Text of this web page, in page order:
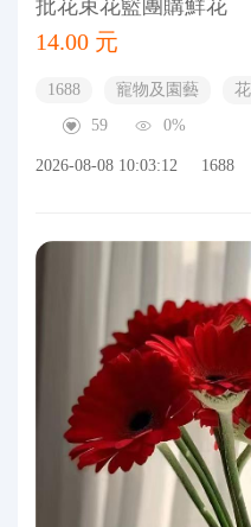
批花束花籃團購鮮花
14.00 元
1688 寵物及園藝
59
0%
2026-08-08 10:03:12 1688